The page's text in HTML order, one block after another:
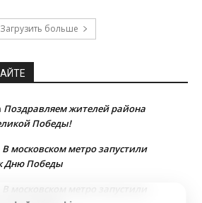
Загрузить больше
Поздравляем жителей района
Победы!
В московском метро запустили
Дню Победы
В московском метро запустили